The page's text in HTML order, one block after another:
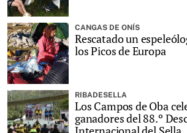
CANGAS DE ONÍS
Rescatado un
los Picos de Europa
RIBADESELLA
Los Campos de Oba
ganadores del 88.º